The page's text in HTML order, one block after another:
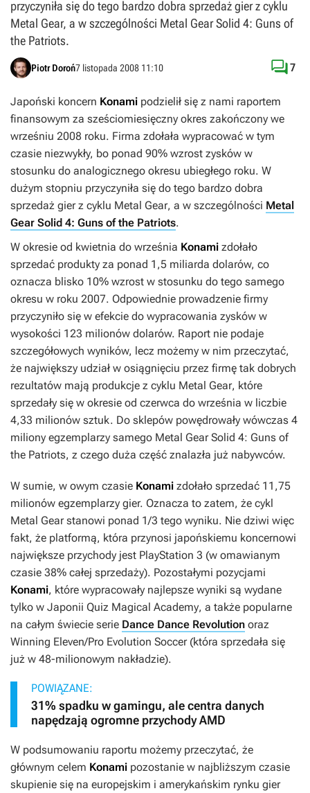
przyczyniła się do tego bardzo dobra sprzedaż gier z cyklu
Metal Gear, a w szczególności Metal Gear Solid 4: Guns of
the Patriots.
Piotr Doroń7 listopada 2008 11:10 7
Japoński koncern Konami podzielił się z nami raportem
finansowym za sześciomiesięczny okres zakończony we
wrześniu 2008 roku. Firma zdołała wypracować w tym
czasie niezwykły, bo ponad 90% wzrost zysków w
stosunku do analogicznego okresu ubiegłego roku. W
dużym stopniu przyczyniła się do tego bardzo dobra
sprzedaż gier z cyklu Metal Gear, a w szczególności Metal
Gear Solid 4: Guns of the Patriots.
W okresie od kwietnia do września Konami zdołało
sprzedać produkty za ponad 1,5 miliarda dolarów, co
oznacza blisko 10% wzrost w stosunku do tego samego
okresu w roku 2007. Odpowiednie prowadzenie firmy
przyczyniło się w efekcie do wypracowania zysków w
wysokości 123 milionów dolarów. Raport nie podaje
szczegółowych wyników, lecz możemy w nim przeczytać,
że największy udział w osiągnięciu przez firmę tak dobrych
rezultatów mają produkcje z cyklu Metal Gear, które
sprzedały się w okresie od czerwca do września w liczbie
4,33 milionów sztuk. Do sklepów powędrowały wówczas 4
miliony egzemplarzy samego Metal Gear Solid 4: Guns of
the Patriots, z czego duża część znalazła już nabywców.
W sumie, w owym czasie Konami zdołało sprzedać 11,75
milionów egzemplarzy gier. Oznacza to zatem, że cykl
Metal Gearstanowi ponad 1/3 tego wyniku. Nie dziwi więc
fakt, że platformą, która przynosi japońskiemu koncernowi
największe przychody jest PlayStation 3 (w omawianym
czasie 38% całej sprzedaży). Pozostałymi pozycjami
Konami, które wypracowały najlepsze wyniki są wydane
tylko w Japonii Quiz Magical Academy, a także popularne
na całym świecie serie Dance Dance Revolution oraz
Winning Eleven/Pro Evolution Soccer(która sprzedała się
już w 48-milionowym nakładzie).
POWIĄZANE:
31% spadku w gamingu, ale centra danych
napędzają ogromne przychody AMD
W podsumowaniu raportu możemy przeczytać, że
głównym celem Konami pozostanie w najbliższym czasie
skupienie się na europejskim i amerykańskim rynku gier